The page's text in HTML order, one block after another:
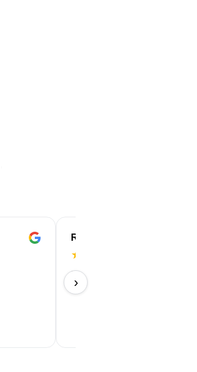
ROBERT
★
Perfect!
11/06/2026
›